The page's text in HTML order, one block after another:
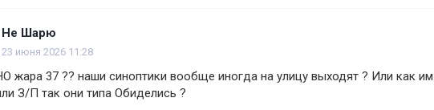
Не Шарю
23 июня 2026 11:28
жара 37 ?? наши синоптики вообще иногда на улицу выходят ? Или как им
З/П так они типа Обиделись ?